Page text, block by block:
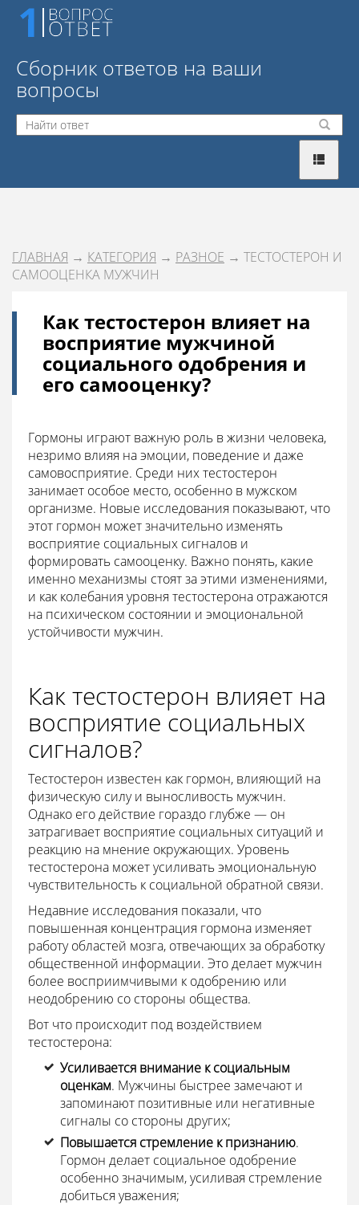
Сборник ответов на ваши
вопросы
ГЛАВНАЯ → КАТЕГОРИЯ → РАЗНОЕ → ТЕСТОСТЕРОН И
САМООЦЕНКА МУЖЧИН
Как тестостерон влияет на
восприятие мужчиной
социального одобрения и
его самооценку?
Гормоны играют важную роль в жизни человека,
незримо влияя на эмоции, поведение и даже
самовосприятие. Среди них тестостерон
занимает особое место, особенно в мужском
организме. Новые исследования показывают, что
этот гормон может значительно изменять
восприятие социальных сигналов и
формировать самооценку. Важно понять, какие
именно механизмы стоят за этими изменениями,
и как колебания уровня тестостерона отражаются
на психическом состоянии и эмоциональной
устойчивости мужчин.
Как тестостерон влияет на
восприятие социальных
сигналов?
Тестостерон известен как гормон, влияющий на
физическую силу и выносливость мужчин.
Однако его действие гораздо глубже — он
затрагивает восприятие социальных ситуаций и
реакцию на мнение окружающих. Уровень
тестостерона может усиливать эмоциональную
чувствительность к социальной обратной связи.
Недавние исследования показали, что
повышенная концентрация гормона изменяет
работу областей мозга, отвечающих за обработку
общественной информации. Это делает мужчин
более восприимчивыми к одобрению или
неодобрению со стороны общества.
Вот что происходит под воздействием
тестостерона:
Усиливается внимание к социальным
оценкам. Мужчины быстрее замечают и
запоминают позитивные или негативные
сигналы со стороны других;
Повышается стремление к признанию.
Гормон делает социальное одобрение
особенно значимым, усиливая стремление
добиться уважения;